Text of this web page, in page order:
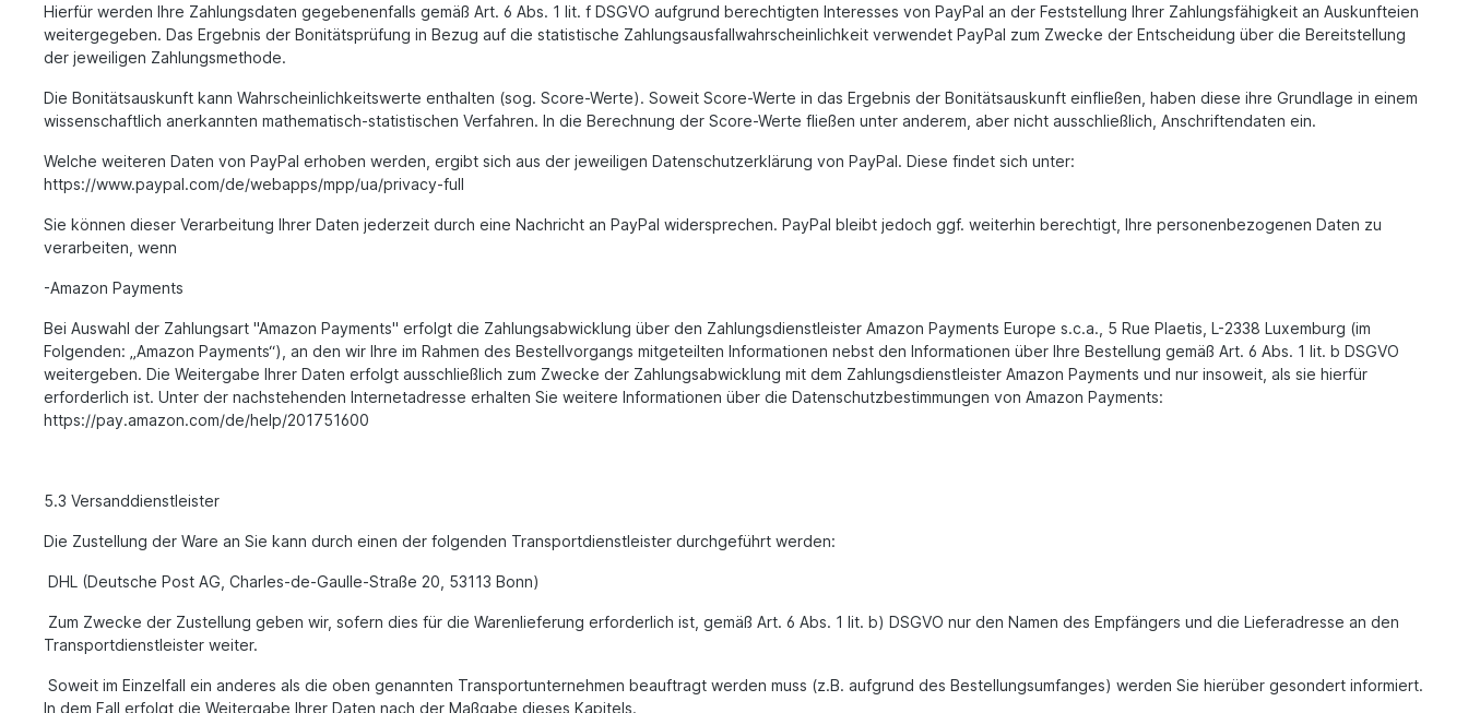
Hierfür werden Ihre Zahlungsdaten gegebenenfalls gemäß Art. 6 Abs. 1 lit. f DSGVO aufgrund berechtigten Interesses von PayPal an der Feststellung Ihrer Zahlungsfähigkeit an Auskunfteien
weitergegeben. Das Ergebnis der Bonitätsprüfung in Bezug auf die statistische Zahlungsausfallwahrscheinlichkeit verwendet PayPal zum Zwecke der Entscheidung über die Bereitstellung
der jeweiligen Zahlungsmethode.
Die Bonitätsauskunft kann Wahrscheinlichkeitswerte enthalten (sog. Score-Werte). Soweit Score-Werte in das Ergebnis der Bonitätsauskunft einfließen, haben diese ihre Grundlage in einem
wissenschaftlich anerkannten mathematisch-statistischen Verfahren. In die Berechnung der Score-Werte fließen unter anderem, aber nicht ausschließlich, Anschriftendaten ein.
Welche weiteren Daten von PayPal erhoben werden, ergibt sich aus der jeweiligen Datenschutzerklärung von PayPal. Diese findet sich unter:
https://www.paypal.com/de/webapps/mpp/ua/privacy-full
Sie können dieser Verarbeitung Ihrer Daten jederzeit durch eine Nachricht an PayPal widersprechen. PayPal bleibt jedoch ggf. weiterhin berechtigt, Ihre personenbezogenen Daten zu
verarbeiten, wenn
-Amazon Payments
Bei Auswahl der Zahlungsart "Amazon Payments" erfolgt die Zahlungsabwicklung über den Zahlungsdienstleister Amazon Payments Europe s.c.a., 5 Rue Plaetis, L-2338 Luxemburg (im
Folgenden: „Amazon Payments“), an den wir Ihre im Rahmen des Bestellvorgangs mitgeteilten Informationen nebst den Informationen über Ihre Bestellung gemäß Art. 6 Abs. 1 lit. b DSGVO
weitergeben. Die Weitergabe Ihrer Daten erfolgt ausschließlich zum Zwecke der Zahlungsabwicklung mit dem Zahlungsdienstleister Amazon Payments und nur insoweit, als sie hierfür
erforderlich ist. Unter der nachstehenden Internetadresse erhalten Sie weitere Informationen über die Datenschutzbestimmungen von Amazon Payments:
https://pay.amazon.com/de/help/201751600
5.3 Versanddienstleister
Die Zustellung der Ware an Sie kann durch einen der folgenden Transportdienstleister durchgeführt werden:
DHL (Deutsche Post AG, Charles-de-Gaulle-Straße 20, 53113 Bonn)
Zum Zwecke der Zustellung geben wir, sofern dies für die Warenlieferung erforderlich ist, gemäß Art. 6 Abs. 1 lit. b) DSGVO nur den Namen des Empfängers und die Lieferadresse an den
Transportdienstleister weiter.
Soweit im Einzelfall ein anderes als die oben genannten Transportunternehmen beauftragt werden muss (z.B. aufgrund des Bestellungsumfanges) werden Sie hierüber gesondert informiert.
In dem Fall erfolgt die Weitergabe Ihrer Daten nach der Maßgabe dieses Kapitels.